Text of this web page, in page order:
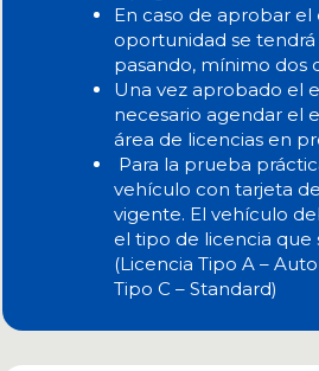
En caso de aprobar
oportunidad se
pasando, mínimo dos
Una vez aprobado el
necesario agendar el
área de licencias en
Para la prueba
vehículo con tarjeta
vigente. El vehículo
el tipo de licencia que
(Licencia Tipo A –
Tipo C – Standard)